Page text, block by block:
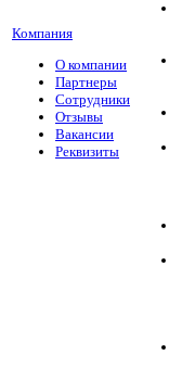
Компания
О компании
Партнеры
Сотрудники
Отзывы
Вакансии
Реквизиты